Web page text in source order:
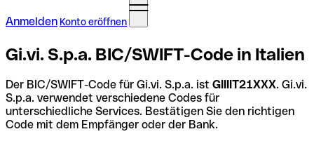
Anmelden Konto eröffnen
Gi.vi. S.p.a. BIC/SWIFT-Code in Italien
Der BIC/SWIFT-Code für Gi.vi. S.p.a. ist GIIIIT21XXX. Gi.vi.
S.p.a. verwendet verschiedene Codes für
unterschiedliche Services. Bestätigen Sie den richtigen
Code mit dem Empfänger oder der Bank.